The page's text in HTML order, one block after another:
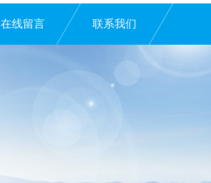
在线留言 联系我们